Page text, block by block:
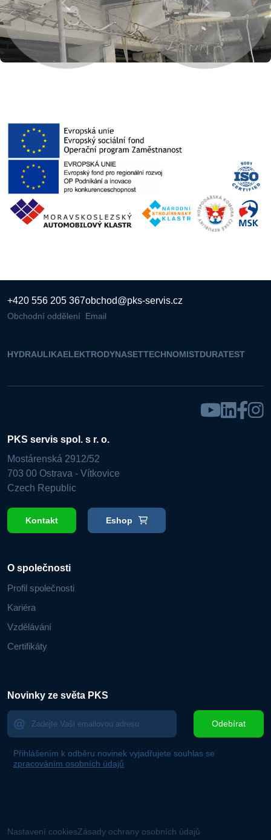
Previous Next
+420 556 205 367
Obchodní oddělení
obchod@pks-servis.cz
Email
HYDRAULIKAELEKTRODYNASETTECHNOMISTDURATEST
PKS servis spol. s r. o.
Mostárenská 2912/52
703 00 Ostrava - Vítkovice
Czech Republic
Kontakt Eshop
O společnosti
Profil společnosti
Kariéra
Vzdělávání
Certifikáty
Novinky ze světa PKS
Odebírat
Přihlášením k odběru novinek vyjadřujete souhlas se
zpracováním osobních údajů
Nastavení cookiesZásady ochrany osobních údajů